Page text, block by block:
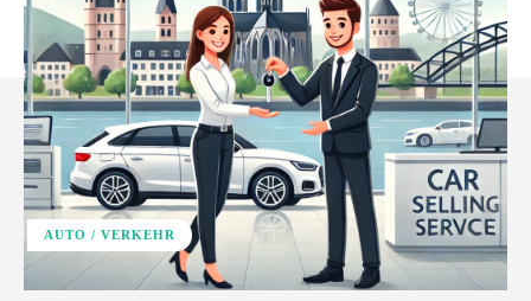
AUTO / VERKEHR